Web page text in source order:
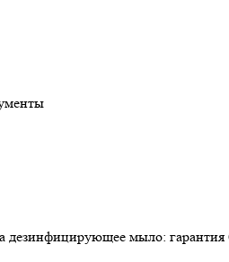
дезинфицирующее мыло: гарантия